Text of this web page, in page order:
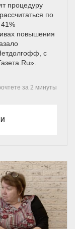
процедуру
по
повышения
с
за 2 минуты